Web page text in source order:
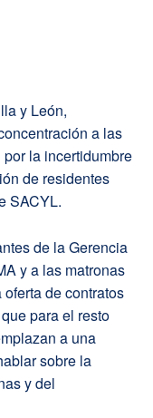
y León,
a las
la incertidumbre
de residentes
SACYL.
de la Gerencia
y a las matronas
de contratos
para el resto
a una
sobre la
y del